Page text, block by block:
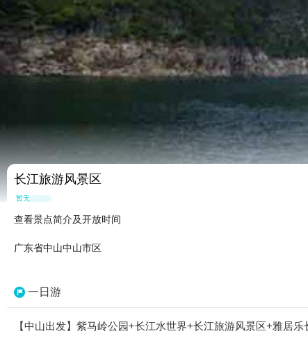
长江旅游风景区
暂无点评
查看景点简介及开放时间
广东省中山中山市区
一日游
【中山出发】紫马岭公园+长江水世界+长江旅游风景区+雅居